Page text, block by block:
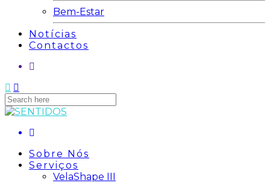
Bem-Estar
Notícias
Contactos
Search
here
Sobre Nós
Serviços
VelaShape III